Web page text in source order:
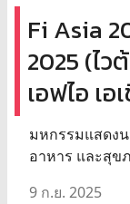
Fi Asia
2025 (ไว
เอฟไอ เอ
มหกรรมแสดง
อาหาร และสุข
9 ก.ย. 2025